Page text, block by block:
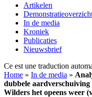
Artikelen
In de media
Kroniek
Publicaties
Nieuwsbrief
Ce est une traduction
Home » In de media »
dubbele
Wilders het opeens weer